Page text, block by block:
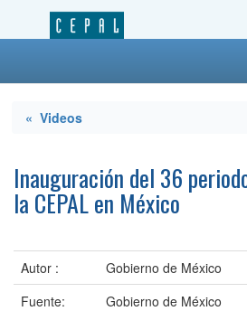
« Videos
Inauguración del 36
la CEPAL en México
Autor :
Gobierno de México
Fuente:
Gobierno de México